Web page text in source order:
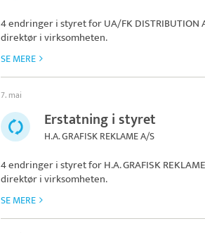
4 endringer i styret forUA/FK DISTRIBUTION
direktør i virksomheten.
SE MERE
7. mai
Erstatning i styret
H.A. GRAFISK REKLAME A/S
4 endringer i styret forH.A. GRAFISK
direktør i virksomheten.
SE MERE